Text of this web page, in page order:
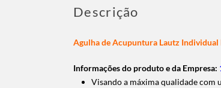
Descrição
Agulha de Acupuntura Lautz Individual
Informações do produto e da Empresa:
Visando a máxima qualidade com